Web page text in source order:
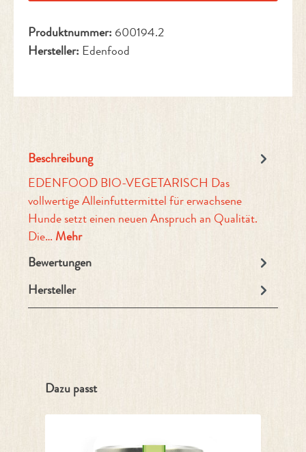
Produktnummer: 600194.2
Hersteller: Edenfood
Beschreibung
EDENFOOD BIO-VEGETARISCH Das
vollwertige Alleinfuttermittel für erwachsene
Hunde setzt einen neuen Anspruch an Qualität.
Die… Mehr
Bewertungen
Hersteller
Produktgalerie überspringen
Dazu passt